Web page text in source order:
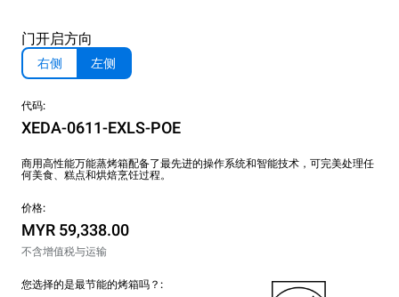
门开启方向
右侧 左侧
代码:
XEDA-0611-EXLS-POE
商用高性能万能蒸烤箱配备了最先进的操作系统和智能技术，可完美处理任
何美食、糕点和烘焙烹饪过程。
价格:
MYR 59,338.00
不含增值税与运输
您选择的是最节能的烤箱吗？: